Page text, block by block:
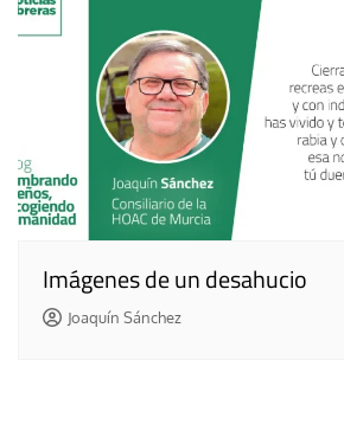
Imágenes de un desahucio
Joaquín Sánchez